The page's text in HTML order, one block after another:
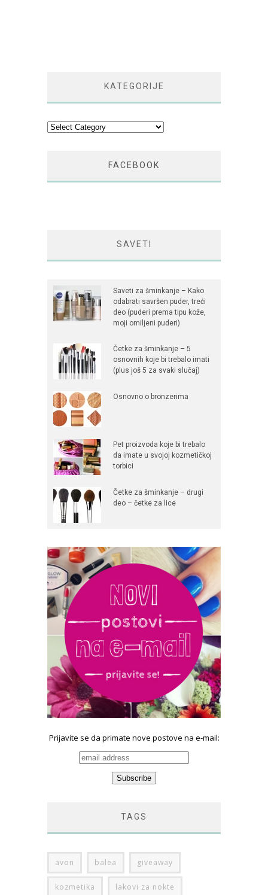
KATEGORIJE
Kategorije
FACEBOOK
SAVETI
Saveti za šminkanje – Kako
odabrati savršen puder, treći
deo (puderi prema tipu kože,
moji omiljeni puderi)
Četke za šminkanje – 5
osnovnih koje bi trebalo imati
(plus još 5 za svaki slučaj)
Osnovno o bronzerima
Pet proizvoda koje bi trebalo
da imate u svojoj kozmetičkoj
torbici
Četke za šminkanje – drugi
deo – četke za lice
Prijavite se da primate nove postove na e-mail:
TAGS
avon balea giveaway
kozmetika lakovi za nokte